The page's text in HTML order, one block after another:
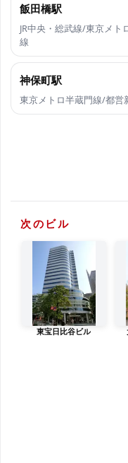
飯田橋駅
JR中央・総武線/東京メ
線
神保町駅
東京メトロ半蔵門線/都営
次のビル
東宝日比谷ビル